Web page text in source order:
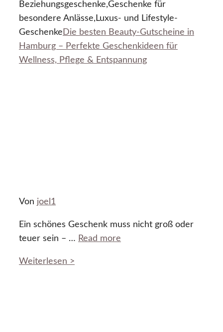
Beziehungsgeschenke,Geschenke für
besondere Anlässe,Luxus- und Lifestyle-
Geschenke Die besten Beauty-Gutscheine in
Hamburg – Perfekte Geschenkideen für
Wellness, Pflege & Entspannung
Von joel1
Ein schönes Geschenk muss nicht groß oder
teuer sein – … Read more
Weiterlesen >